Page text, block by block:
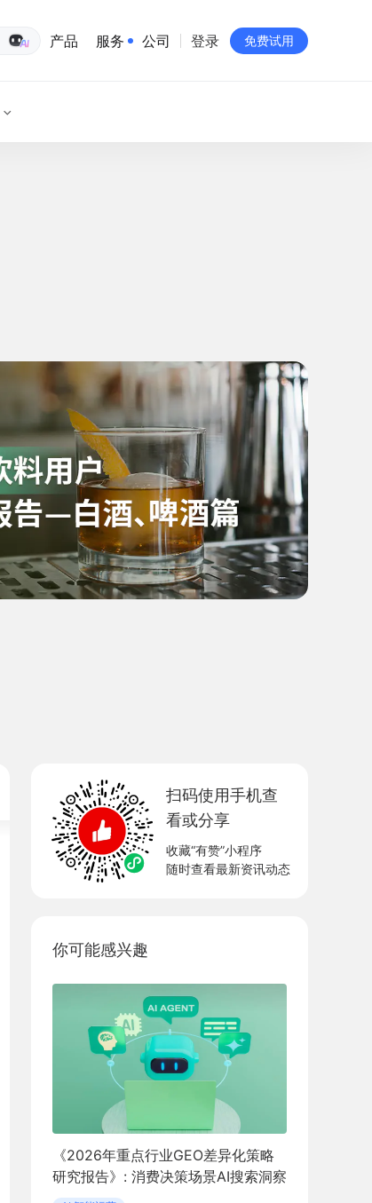
生意专家
产品 服务 公司 登录 免费试用
扫码使用手机查
看或分享
收藏“有赞”小程序
随时查看最新资讯动态
你可能感兴趣
《2026年重点行业GEO差异化策略
研究报告》: 消费决策场景AI搜索洞察